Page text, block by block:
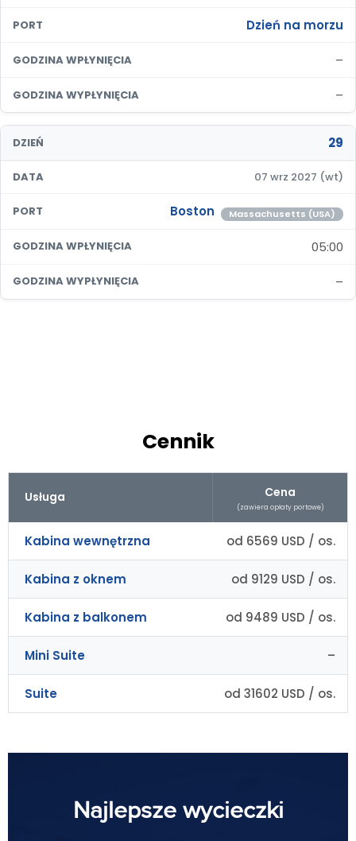
PORT Dzień na morzu
GODZINA WPŁYNIĘCIA –
GODZINA WYPŁYNIĘCIA –
DZIEŃ 29
DATA 07 wrz 2027 (wt)
PORT Boston Massachusetts (USA)
GODZINA WPŁYNIĘCIA 05:00
GODZINA WYPŁYNIĘCIA –
Cennik
Usługa Cena
(zawiera opłaty portowe)
Kabina wewnętrzna od 6569 USD / os.
Kabina z oknem od 9129 USD / os.
Kabina z balkonem od 9489 USD / os.
Mini Suite –
Suite od 31602 USD / os.
Najlepsze wycieczki